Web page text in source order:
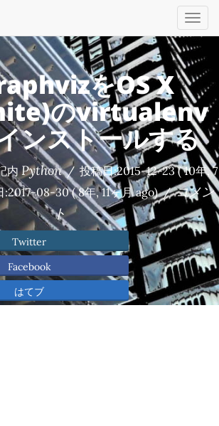
をOS X
のvirtualenv
ンストールする
内Python / 投稿日:2015-12-23( 10年, 7
:2017-08-30( 8年, 11ヶ月 ago) / コメン
ト
Twitter
Facebook
はてブ